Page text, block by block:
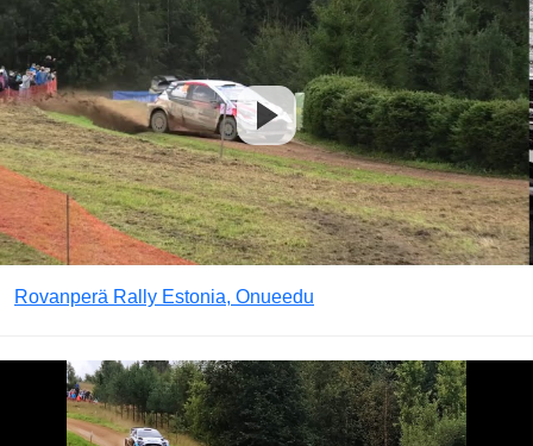
Rovanperä Rally Estonia, Onueedu